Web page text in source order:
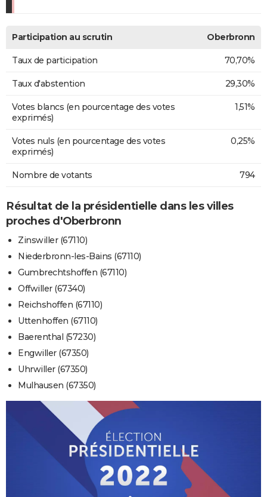
Participation au scrutin Oberbronn
Taux de participation 70,70%
Taux d'abstention 29,30%
Votes blancs (en pourcentage des votes
exprimés)
1,51%
Votes nuls (en pourcentage des votes
exprimés)
0,25%
Nombre de votants 794
Résultat de la présidentielle dans les villes
proches d'Oberbronn
Zinswiller (67110)
Niederbronn-les-Bains (67110)
Gumbrechtshoffen (67110)
Offwiller (67340)
Reichshoffen (67110)
Uttenhoffen (67110)
Baerenthal (57230)
Engwiller (67350)
Uhrwiller (67350)
Mulhausen (67350)